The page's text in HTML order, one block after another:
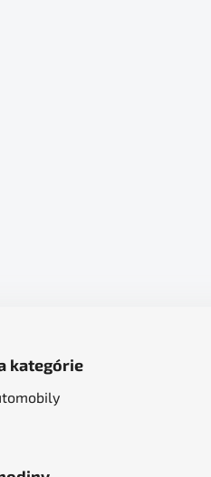
kategórie